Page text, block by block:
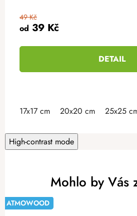
od 39 Kč
49 Kč
DETAIL
17x17 cm 20x20 cm 25x25
High-contrast mode
Mohlo by Vás
-20%
ATMOWOOD